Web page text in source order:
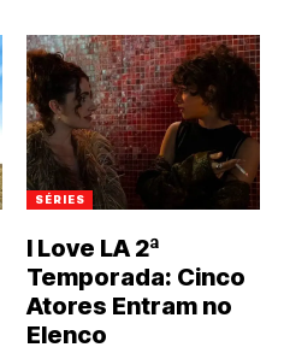
SÉRIES
I Love LA 2ª
Temporada: Cinco
Atores Entram no
Elenco